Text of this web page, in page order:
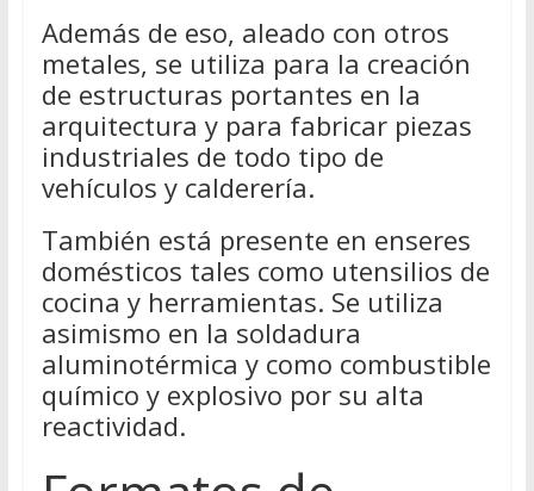
Además de eso, aleado con otros
metales, se utiliza para la creación
de estructuras portantes en la
arquitectura y para fabricar piezas
industriales de todo tipo de
vehículos y calderería.
También está presente en enseres
domésticos tales como utensilios de
cocina y herramientas. Se utiliza
asimismo en la soldadura
aluminotérmica y como combustible
químico y explosivo por su alta
reactividad.